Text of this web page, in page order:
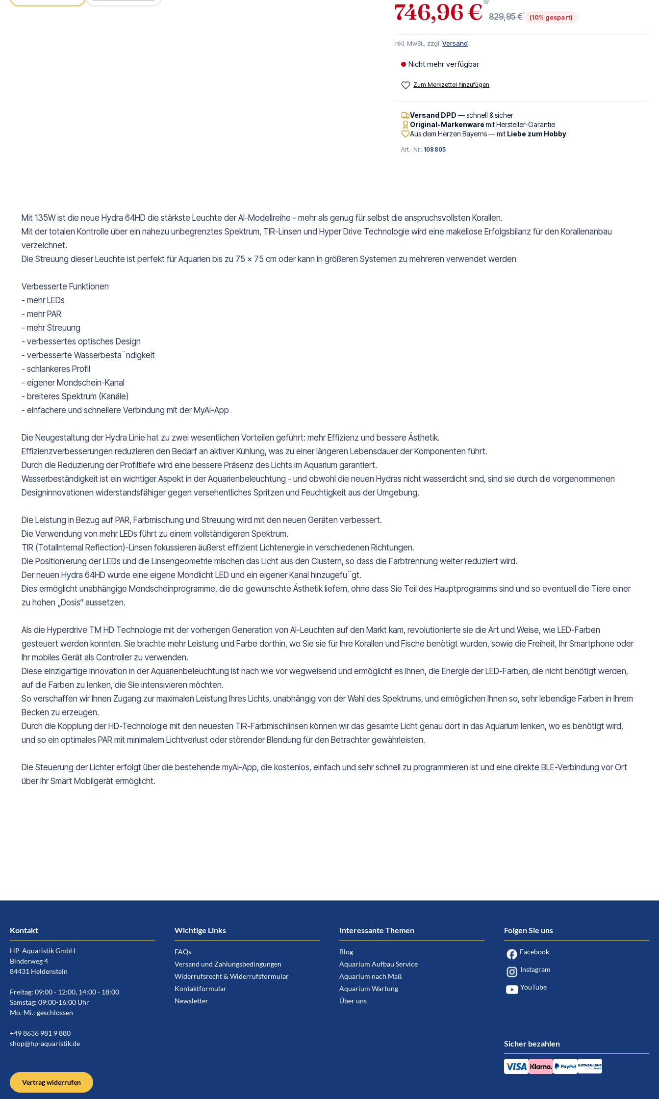
746,96 €*
829,95 €*
(10% gespart)
inkl. MwSt., zzgl. Versand
Nicht mehr verfügbar
Zum Merkzettel hinzufügen
Versand DPD — schnell & sicher
Original-Markenwaremit Hersteller-Garantie
Aus dem Herzen Bayerns — mit Liebe zum Hobby
Art.-Nr.: 108805
Mit 135W ist die neue Hydra 64HD die stärkste Leuchte der AI-Modellreihe - mehr als genug für selbst die anspruchsvollsten Korallen.
Mit der totalen Kontrolle über ein nahezu unbegrenztes Spektrum, TIR-Linsen und Hyper Drive Technologie wird eine makellose Erfolgsbilanz für den Korallenanbau
verzeichnet.
Die Streuung dieser Leuchte ist perfekt für Aquarien bis zu 75 x 75 cm oder kann in größeren Systemen zu mehreren verwendet werden
Verbesserte Funktionen
- mehr LEDs
- mehr PAR
- mehr Streuung
- verbessertes optisches Design
- verbesserte Wasserbesta¨ndigkeit
- schlankeres Profil
- eigener Mondschein-Kanal
- breiteres Spektrum (Kanäle)
- einfachere und schnellere Verbindung mit der MyAi-App
Die Neugestaltung der Hydra Linie hat zu zwei wesentlichen Vorteilen geführt: mehr Effizienz und bessere Ästhetik.
Effizienzverbesserungen reduzieren den Bedarf an aktiver Kühlung, was zu einer längeren Lebensdauer der Komponenten führt.
Durch die Reduzierung der Profiltiefe wird eine bessere Präsenz des Lichts im Aquarium garantiert.
Wasserbeständigkeit ist ein wichtiger Aspekt in der Aquarienbeleuchtung - und obwohl die neuen Hydras nicht wasserdicht sind, sind sie durch die vorgenommenen
Designinnovationen widerstandsfähiger gegen versehentliches Spritzen und Feuchtigkeit aus der Umgebung.
Die Leistung in Bezug auf PAR, Farbmischung und Streuung wird mit den neuen Geräten verbessert.
Die Verwendung von mehr LEDs führt zu einem vollständigeren Spektrum.
TIR (TotalInternal Reflection)-Linsen fokussieren äußerst effizient Lichtenergie in verschiedenen Richtungen.
Die Positionierung der LEDs und die Linsengeometrie mischen das Licht aus den Clustern, so dass die Farbtrennung weiter reduziert wird.
Der neuen Hydra 64HD wurde eine eigene Mondlicht LED und ein eigener Kanal hinzugefu¨gt.
Dies ermöglicht unabhängige Mondscheinprogramme, die die gewünschte Ästhetik liefern, ohne dass Sie Teil des Hauptprogramms sind und so eventuell die Tiere einer
zu hohen „Dosis“ aussetzen.
Als die Hyperdrive TM HD Technologie mit der vorherigen Generation von AI-Leuchten auf den Markt kam, revolutionierte sie die Art und Weise, wie LED-Farben
gesteuert werden konnten. Sie brachte mehr Leistung und Farbe dorthin, wo Sie sie für Ihre Korallen und Fische benötigt wurden, sowie die Freiheit, Ihr Smartphone oder
Ihr mobiles Gerät als Controller zu verwenden.
Diese einzigartige Innovation in der Aquarienbeleuchtung ist nach wie vor wegweisend und ermöglicht es Ihnen, die Energie der LED-Farben, die nicht benötigt werden,
auf die Farben zu lenken, die Sie intensivieren möchten.
So verschaffen wir Ihnen Zugang zur maximalen Leistung Ihres Lichts, unabhängig von der Wahl des Spektrums, und ermöglichen Ihnen so, sehr lebendige Farben in Ihrem
Becken zu erzeugen.
Durch die Kopplung der HD-Technologie mit den neuesten TIR-Farbmischlinsen können wir das gesamte Licht genau dort in das Aquarium lenken, wo es benötigt wird,
und so ein optimales PAR mit minimalem Lichtverlust oder störender Blendung für den Betrachter gewährleisten.
Die Steuerung der Lichter erfolgt über die bestehende myAi-App, die kostenlos, einfach und sehr schnell zu programmieren ist und eine direkte BLE-Verbindung vor Ort
über Ihr Smart Mobilgerät ermöglicht.
Kontakt
HP-Aquaristik GmbH
Binderweg 4
84431 Heldenstein
Freitag: 09:00 - 12:00, 14:00 - 18:00
Samstag: 09:00-16:00 Uhr
Mo.-Mi.: geschlossen
+49 8636 981 9 880
shop@hp-aquaristik.de
Vertrag widerrufen
Wichtige Links
FAQs
Versand und Zahlungsbedingungen
Widerrufsrecht & Widerrufsformular
Kontaktformular
Newsletter
Interessante Themen
Blog
Aquarium Aufbau Service
Aquarium nach Maß
Aquarium Wartung
Über uns
Folgen Sie uns
Facebook
Instagram
YouTube
Sicher bezahlen